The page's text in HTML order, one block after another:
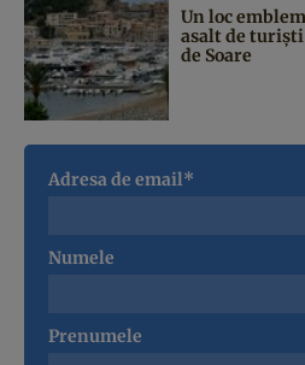
Un loc
asalt de
de Soare
Adresa de email*
Numele
Prenumele